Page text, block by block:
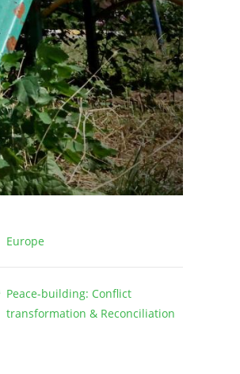
Europe
Peace-building: Conflict
transformation & Reconciliation